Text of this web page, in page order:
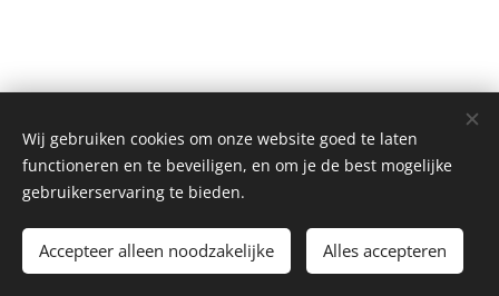
Toevoegen aan de winkelwagen
Tieltsebaan 108, 3200 Aarschot
Cookies
Wij gebruiken cookies om onze website goed te laten
functioneren en te beveiligen, en om je de best mogelijke
gebruikerservaring te bieden.
Accepteer alleen noodzakelijke Alles accepteren